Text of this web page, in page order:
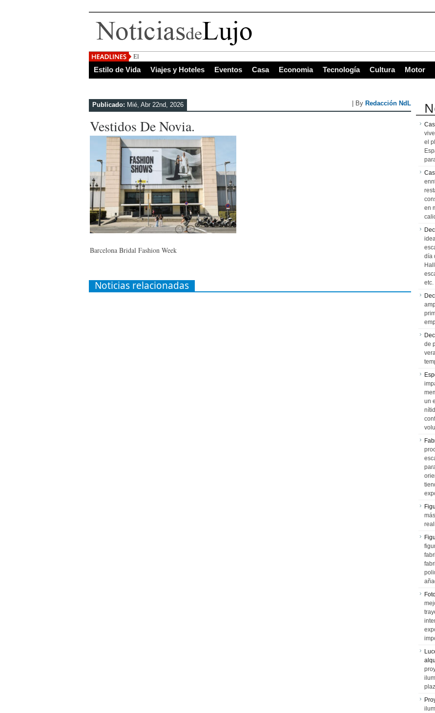
El Salvador, uno de los des
Estilo de Vida Viajes y Hoteles Eventos Casa Economia Tecnología Cultura Motor
Publicado: Mié, Abr 22nd, 2026 | By Redacción NdL
Vestidos De Novia.
Barcelona Bridal Fashion Week
Noticias relacionadas
el
en
día
etc.
de
un